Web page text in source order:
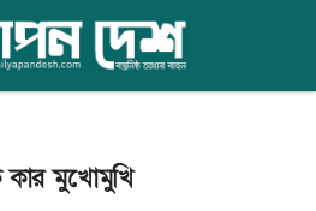
কার মুখোমুখি